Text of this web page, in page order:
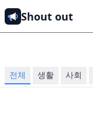
Shout out
전체 생활 사회